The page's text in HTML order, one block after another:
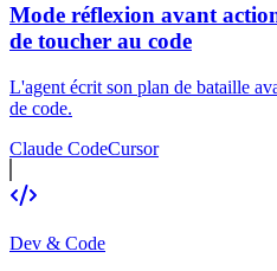
Mode réflexion avant
de toucher au code
L'agent écrit son plan de bataille
de code.
Claude CodeCursor
Dev & Code